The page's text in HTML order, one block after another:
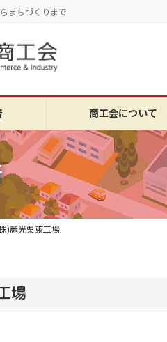
まちづくりまで
商工会について
)麗光栗東工場
場